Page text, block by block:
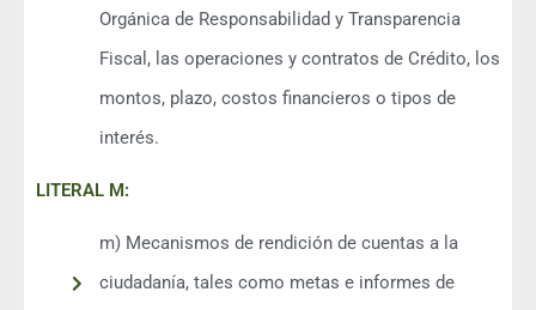
Orgánica de Responsabilidad y Transparencia
Fiscal, las operaciones y contratos de Crédito, los
montos, plazo, costos financieros o tipos de
interés.
LITERAL M:
m) Mecanismos de rendición de cuentas a la
ciudadanía, tales como metas e informes de